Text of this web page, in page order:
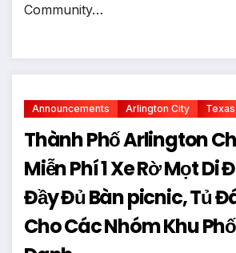
Community…
Announcements Arlington City Texas
Thành Phố Arlington
Miễn Phí 1 Xe Rờ Mọt Di
Đầy Đủ Bàn picnic, Tủ
Cho Các Nhóm Khu